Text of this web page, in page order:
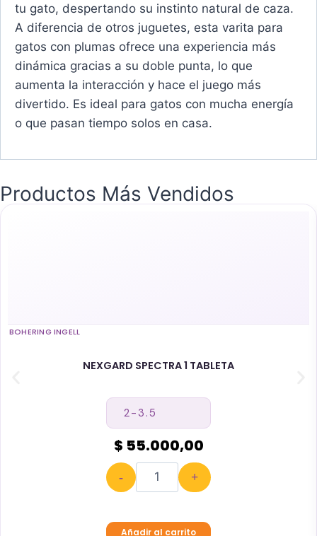
tu gato, despertando su instinto natural de caza.
A diferencia de otros juguetes, esta varita para
gatos con plumas ofrece una experiencia más
dinámica gracias a su doble punta, lo que
aumenta la interacción y hace el juego más
divertido. Es ideal para gatos con mucha energía
o que pasan tiempo solos en casa.
Productos Más Vendidos
BOHERING INGELL
NEXGARD SPECTRA 1 TABLETA
$ 55.000,00
- +
Añadir al carrito